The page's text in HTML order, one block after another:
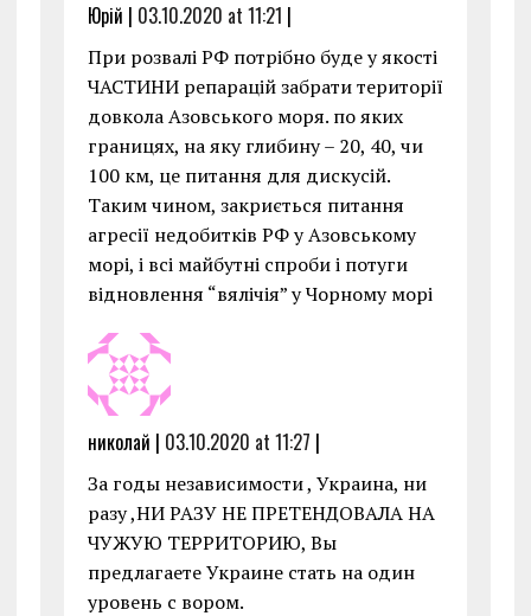
Юрій | 03.10.2020 at 11:21 |
При розвалі РФ потрібно буде у якості
ЧАСТИНИ репарацій забрати території
довкола Азовського моря. по яких
границях, на яку глибину – 20, 40, чи
100 км, це питання для дискусій.
Таким чином, закриється питання
агресії недобитків РФ у Азовському
морі, і всі майбутні спроби і потуги
відновлення “вялічія” у Чорному морі
николай | 03.10.2020 at 11:27 |
За годы независимости , Украина, ни
разу ,НИ РАЗУ НЕ ПРЕТЕНДОВАЛА НА
ЧУЖУЮ ТЕРРИТОРИЮ, Вы
предлагаете Украине стать на один
уровень с вором.